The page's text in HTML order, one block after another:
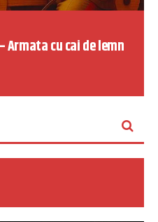
– Armata cu cai de lemn